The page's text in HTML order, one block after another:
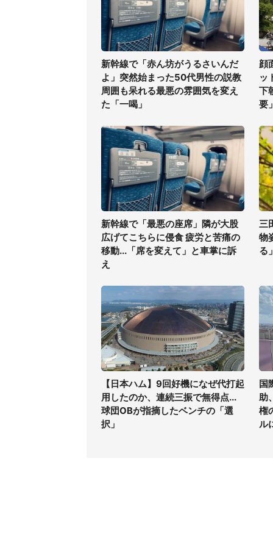
新幹線で「赤ん坊がうるさいんだ
よ」突然始まった50代男性の説教
周囲も呆れる最悪の雰囲気を変え
た「一喝」
顔
ッ
下
要
新幹線で「最悪の座席」隣が大股
広げてこちらに侵食 疲労と苦痛の
移動...「席を変えて」と車掌に訴
え
三
物
る
【日本ハム】9回好機になぜ代打起
用したのか、連続三振で無得点...
球団OBが指摘したベンチの「選
択」
国
助
権
ル